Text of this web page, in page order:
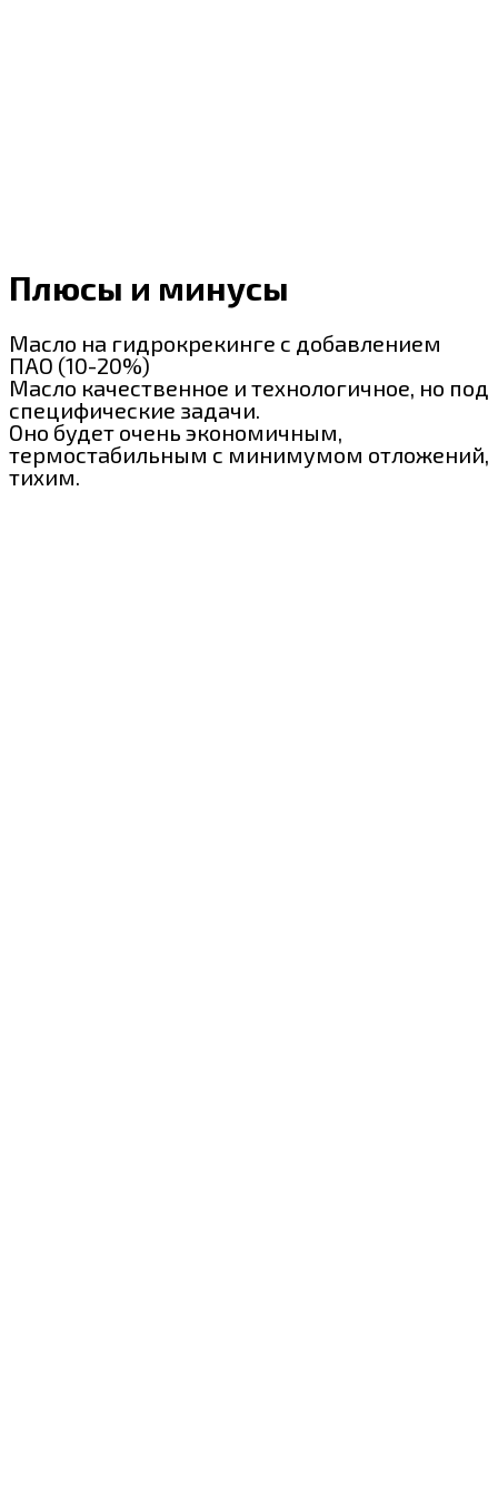
Плюсы и минусы
Масло на гидрокрекинге с добавлением
ПАО (10-20%)
Масло качественное и технологичное, но под
специфические задачи.
Оно будет очень экономичным,
термостабильным с минимумом отложений,
тихим.